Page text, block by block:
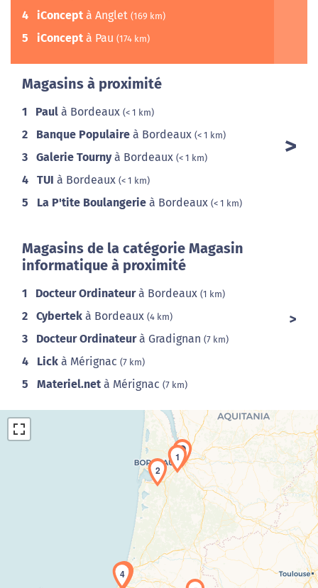
4 iConcept à Anglet (169 km)
5 iConcept à Pau (174 km)
Magasins à proximité
1 Paul à Bordeaux (< 1 km)
2 Banque Populaire à Bordeaux (< 1 km)
3 Galerie Tournyà Bordeaux (< 1 km)
4 TUI à Bordeaux (< 1 km)
5 La P'tite Boulangerie à Bordeaux (< 1 km)
Magasins de la catégorie Magasin
informatique à proximité
1 Docteur Ordinateurà Bordeaux (1 km)
2 Cybertek à Bordeaux (4 km)
3 Docteur Ordinateurà Gradignan (7 km)
4 Lick à Mérignac (7 km)
5 Materiel.net à Mérignac (7 km)
Chargement de la carte en cours...
1
2
3
4